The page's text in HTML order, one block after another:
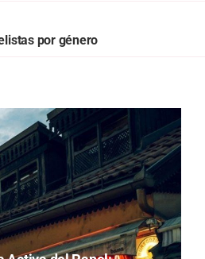
por género